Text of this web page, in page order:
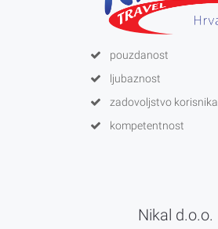
pouzdanost
ljubaznost
zadovoljstvo korisnika
kompetentnost
Nikal d.o.o.